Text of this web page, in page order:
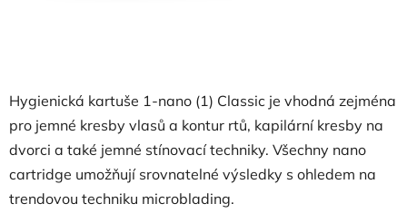
Hygienická kartuše 1-nano (1) Classic je vhodná zejména
pro jemné kresby vlasů a kontur rtů, kapilární kresby na
dvorci a také jemné stínovací techniky. Všechny nano
cartridge umožňují srovnatelné výsledky s ohledem na
trendovou techniku ​​microblading.